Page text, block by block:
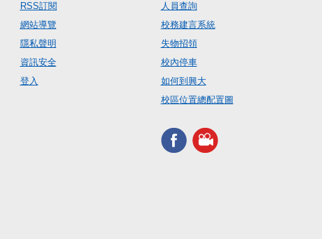
RSS訂閱
網站導覽
隱私聲明
資訊安全
登入
人員查詢
校務建言系統
失物招領
校內停車
如何到興大
校區位置總配置圖